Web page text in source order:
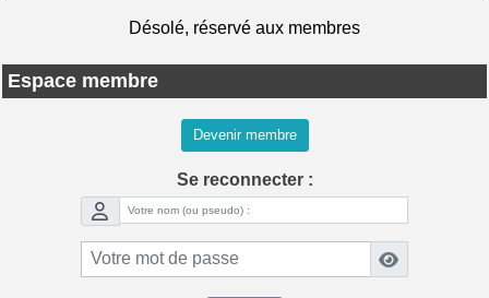
Désolé, réservé aux membres
Espace membre
Devenir membre
Se reconnecter :